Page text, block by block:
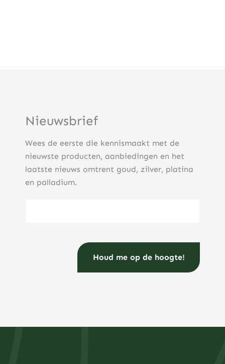
Nieuwsbrief
Wees de eerste die kennismaakt met de
nieuwste producten, aanbiedingen en het
laatste nieuws omtrent goud, zilver, platina
en palladium.